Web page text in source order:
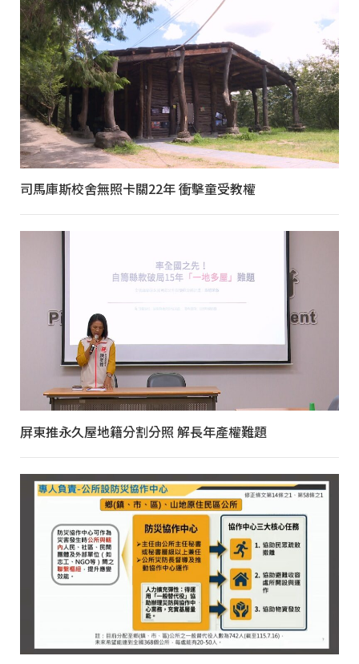
司馬庫斯校舍無照卡關22年 衝擊童受教權
屏東推永久屋地籍分割分照 解長年產權難題